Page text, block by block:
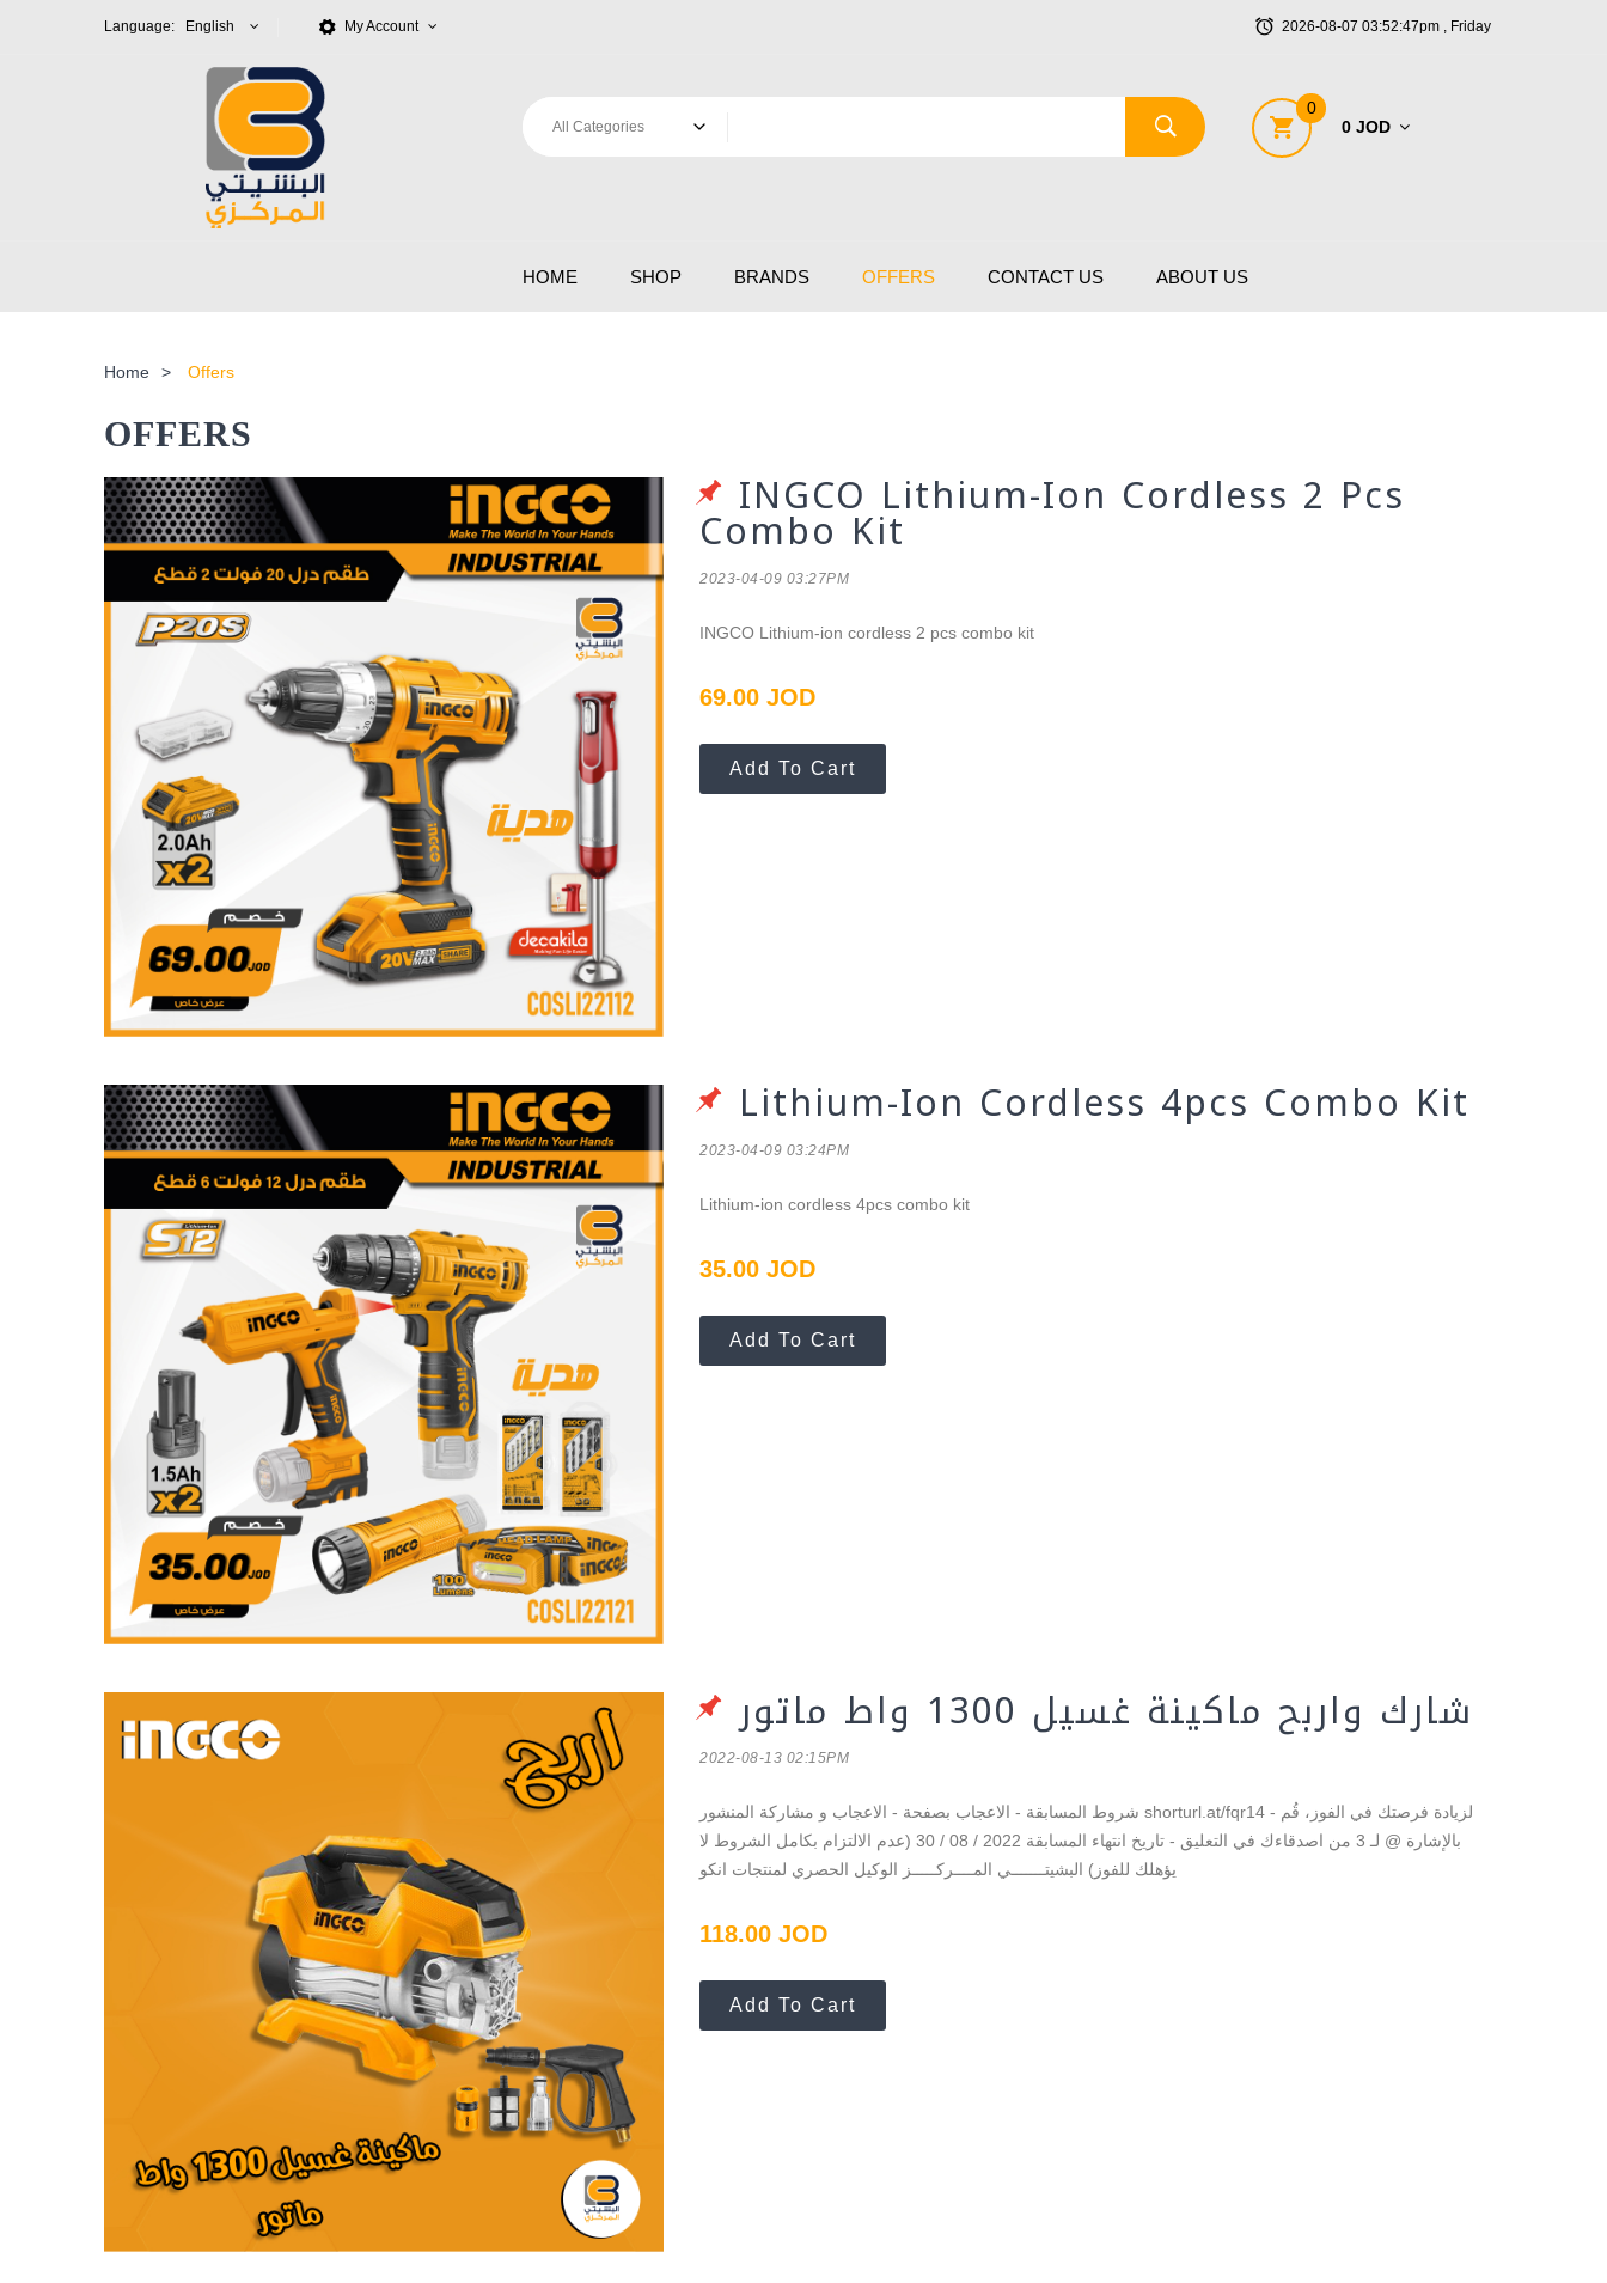
Language: English My Account 2026-08-07 03:52:47pm , Friday
0
0 JOD
HOME SHOP BRANDS OFFERS CONTACT US ABOUT US
Home > Offers
OFFERS
INGCO Lithium-Ion Cordless 2 Pcs
Combo Kit
2023-04-09 03:27PM
INGCO Lithium-ion cordless 2 pcs combo kit
69.00 JOD
Add To Cart
Lithium-Ion Cordless 4pcs Combo Kit
2023-04-09 03:24PM
Lithium-ion cordless 4pcs combo kit
35.00 JOD
Add To Cart
شارك واربح ماكينة غسيل 1300 واط ماتور
2022-08-13 02:15PM
شروط المسابقة - الاعجاب بصفحة - الاعجاب و مشاركة المنشور shorturl.at/fqr14 - لزيادة فرصتك في الفوز، قُم
بالإشارة @ لـ 3 من اصدقاءك في التعليق - تاريخ انتهاء المسابقة 2022 / 08 / 30 (عدم الالتزام بكامل الشروط لا
يؤهلك للفوز) البشيتـــــــي المــــركـــــز الوكيل الحصري لمنتجات انكو
118.00 JOD
Add To Cart